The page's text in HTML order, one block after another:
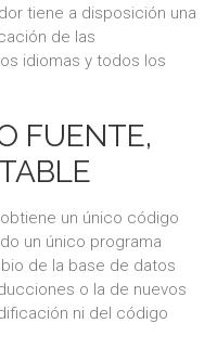
tiene a disposición una
de las
idiomas y todos los
FUENTE,
un único código
un único programa
de la base de datos
o la de nuevos
ni del código